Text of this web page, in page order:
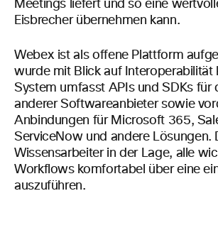
Meetings liefert und so eine
Eisbrecher übernehmen kann.
Webex ist als offene Plattform
wurde mit Blick auf Interoperabilität
System umfasst APIs und SDKs für
anderer Softwareanbieter sowie
Anbindungen für Microsoft 365,
ServiceNow und andere Lösungen.
Wissensarbeiter in der Lage, alle
Workflows komfortabel über eine
auszuführen.